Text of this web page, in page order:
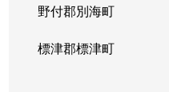
野付郡別海町
標津郡標津町